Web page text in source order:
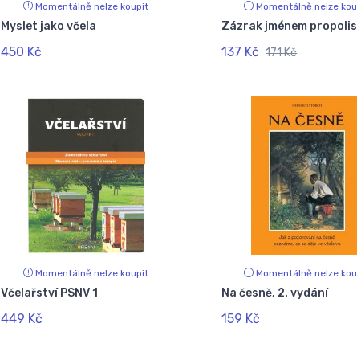
Momentálně nelze koupit
Myslet jako včela
450 Kč
Momentálně nelze
Zázrak jménem propolis
137 Kč 171 Kč
Momentálně nelze koupit
Včelařství PSNV 1
449 Kč
Momentálně nelze
Na česně, 2. vydání
159 Kč